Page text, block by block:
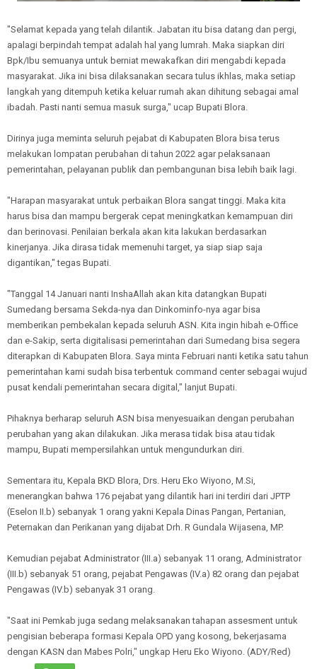
"Selamat kepada yang telah dilantik. Jabatan itu bisa datang dan pergi,
apalagi berpindah tempat adalah hal yang lumrah. Maka siapkan diri
Bpk/Ibu semuanya untuk berniat mewakafkan diri mengabdi kepada
masyarakat. Jika ini bisa dilaksanakan secara tulus ikhlas, maka setiap
langkah yang ditempuh ketika keluar rumah akan dihitung sebagai amal
ibadah. Pasti nanti semua masuk surga," ucap Bupati Blora.
Dirinya juga meminta seluruh pejabat di Kabupaten Blora bisa terus
melakukan lompatan perubahan di tahun 2022 agar pelaksanaan
pemerintahan, pelayanan publik dan pembangunan bisa lebih baik lagi.
"Harapan masyarakat untuk perbaikan Blora sangat tinggi. Maka kita
harus bisa dan mampu bergerak cepat meningkatkan kemampuan diri
dan berinovasi. Penilaian berkala akan kita lakukan berdasarkan
kinerjanya. Jika dirasa tidak memenuhi target, ya siap siap saja
digantikan," tegas Bupati.
"Tanggal 14 Januari nanti InshaAllah akan kita datangkan Bupati
Sumedang bersama Sekda-nya dan Dinkominfo-nya agar bisa
memberikan pembekalan kepada seluruh ASN. Kita ingin hibah e-Office
dan e-Sakip, serta digitalisasi pemerintahan dari Sumedang bisa segera
diterapkan di Kabupaten Blora. Saya minta Februari nanti ketika satu tahun
pemerintahan kami sudah bisa terbentuk command center sebagai wujud
pusat kendali pemerintahan secara digital," lanjut Bupati.
Pihaknya berharap seluruh ASN bisa menyesuaikan dengan perubahan
perubahan yang akan dilakukan. Jika merasa tidak bisa atau tidak
mampu, Bupati mempersilahkan untuk mengundurkan diri.
Sementara itu, Kepala BKD Blora, Drs. Heru Eko Wiyono, M.Si,
menerangkan bahwa 176 pejabat yang dilantik hari ini terdiri dari JPTP
(Eselon II.b) sebanyak 1 orang yakni Kepala Dinas Pangan, Pertanian,
Peternakan dan Perikanan yang dijabat Drh. R Gundala Wijasena, MP.
Kemudian pejabat Administrator (III.a) sebanyak 11 orang, Administrator
(III.b) sebanyak 51 orang, pejabat Pengawas (IV.a) 82 orang dan pejabat
Pengawas (IV.b) sebanyak 31 orang.
"Saat ini Pemkab juga sedang melaksanakan tahapan assesment untuk
pengisian beberapa formasi Kepala OPD yang kosong, bekerjasama
dengan KASN dan Mabes Polri," ungkap Heru Eko Wiyono. (ADY/Red)